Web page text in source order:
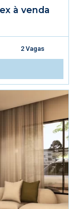
à venda
2 Vagas